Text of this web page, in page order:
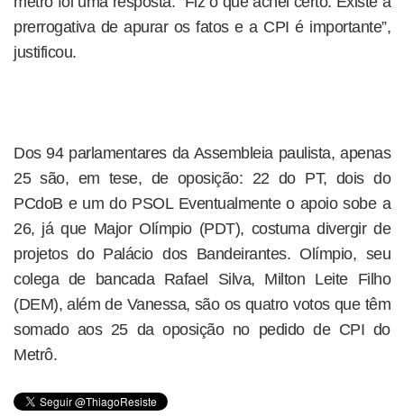
prerrogativa de apurar os fatos e a CPI é importante”,
justificou.
Dos 94 parlamentares da Assembleia paulista, apenas
25 são, em tese, de oposição: 22 do PT, dois do
PCdoB e um do PSOL Eventualmente o apoio sobe a
26, já que Major Olímpio (PDT), costuma divergir de
projetos do Palácio dos Bandeirantes. Olímpio, seu
colega de bancada Rafael Silva, Milton Leite Filho
(DEM), além de Vanessa, são os quatro votos que têm
somado aos 25 da oposição no pedido de CPI do
Metrô.